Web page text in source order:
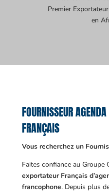
Premier
en
FOURNISSEUR
FRANÇAIS
Vous recherchez un
Faites confiance au Groupe
exportateur Français
francophone. Depuis plus